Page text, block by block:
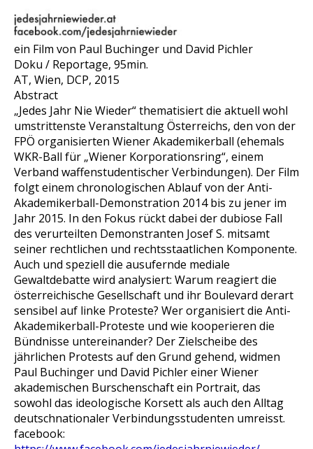
ein Film von Paul Buchinger und David Pichler
Doku / Reportage, 95min.
AT, Wien, DCP, 2015
Abstract
„Jedes Jahr Nie Wieder“ thematisiert die aktuell wohl
umstrittenste Veranstaltung Österreichs, den von der
FPÖ organisierten Wiener Akademikerball (ehemals
WKR-Ball für „Wiener Korporationsring“, einem
Verband waffenstudentischer Verbindungen). Der Film
folgt einem chronologischen Ablauf von der Anti-
Akademikerball-Demonstration 2014 bis zu jener im
Jahr 2015. In den Fokus rückt dabei der dubiose Fall
des verurteilten Demonstranten Josef S. mitsamt
seiner rechtlichen und rechtsstaatlichen Komponente.
Auch und speziell die ausufernde mediale
Gewaltdebatte wird analysiert: Warum reagiert die
österreichische Gesellschaft und ihr Boulevard derart
sensibel auf linke Proteste? Wer organisiert die Anti-
Akademikerball-Proteste und wie kooperieren die
Bündnisse untereinander? Der Zielscheibe des
jährlichen Protests auf den Grund gehend, widmen
Paul Buchinger und David Pichler einer Wiener
akademischen Burschenschaft ein Portrait, das
sowohl das ideologische Korsett als auch den Alltag
deutschnationaler Verbindungsstudenten umreisst.
facebook: